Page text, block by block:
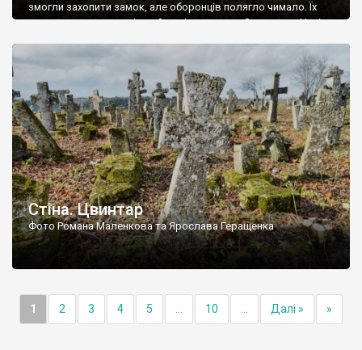
змогли захопити замок, але оборонців полягло чимало. Їх
поховали на цвинтарі, який тоді називався Замковим. Нині на
ньому чимало хрестів 19 століття, є такі, де епітафії стер […]
Стіна. Цвинтар
Фото Романа Маленкова та Ярослава Геращенка
1 2 3 4 5 10 Далі » »